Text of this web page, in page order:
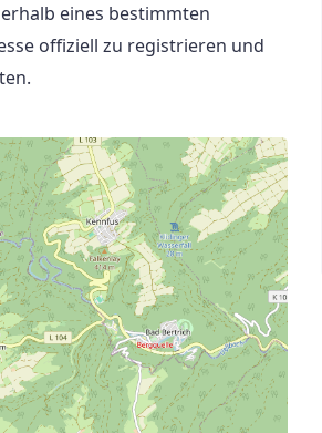
eines bestimmten
offiziell zu registrieren und